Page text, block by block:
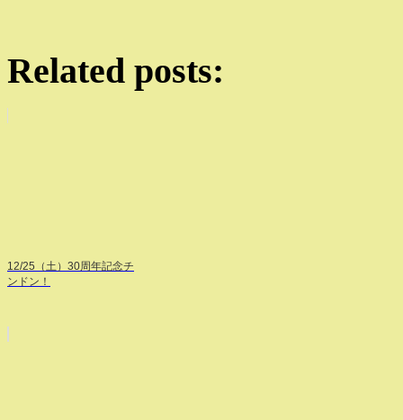
Related posts:
12/25（土）30周年記念チ
ンドン！